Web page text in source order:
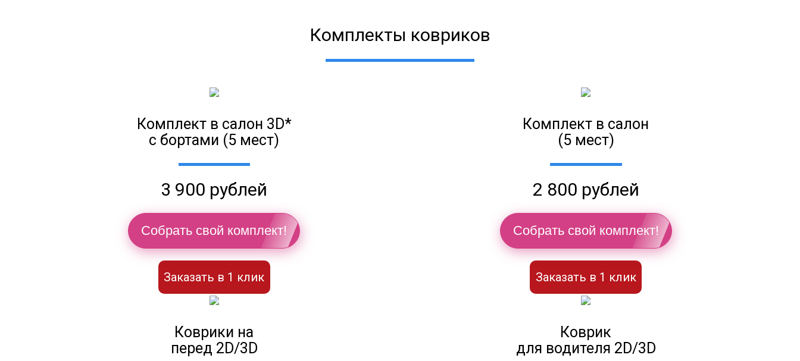
Комплекты ковриков
Комплект в салон 3D*
с бортами (5 мест)
3 900 рублей
Собрать свой комплект!
Заказать в 1 клик
Комплект в салон
(5 мест)
2 800 рублей
Собрать свой комплект!
Заказать в 1 клик
Коврики на
перед 2D/3D
Коврик
для водителя 2D/3D